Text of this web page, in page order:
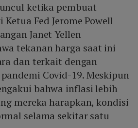
ketika pembuat
Fed Jerome Powell
Janet Yellen
tekanan harga saat ini
dan terkait dengan
Covid-19. Meskipun
bahwa inflasi lebih
mereka harapkan, kondisi
selama sekitar satu